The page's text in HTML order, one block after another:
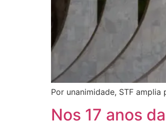
Por unanimidade, STF
Nos 17 anos